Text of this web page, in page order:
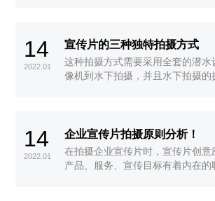
14
2022.01
宣传片的三种独特拍摄方式
这种拍摄方式需要采用全套的潜水
像机到水下拍摄，并且水下拍摄的
对可能出现的意外情况。
14
2022.01
企业宣传片拍摄原则分析！
在拍摄企业宣传片时，宣传片创意
产品、服务、宣传目标有着内在的